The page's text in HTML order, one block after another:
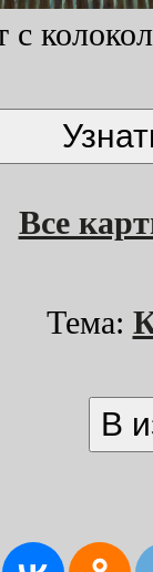
Все
Тема: